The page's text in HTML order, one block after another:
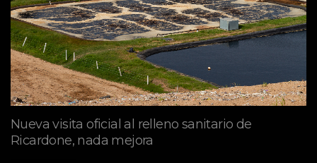
Nueva visita oficial al relleno sanitario de
Ricardone, nada mejora